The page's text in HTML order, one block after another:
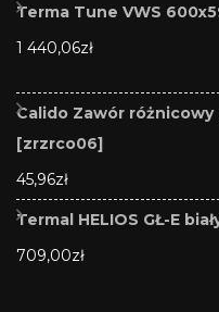
Terma Tune VWS
1 440,06zł
Calido Zawór różnicowy
[zrzrco06]
45,96zł
Termal HELIOS GŁ-E
709,00zł